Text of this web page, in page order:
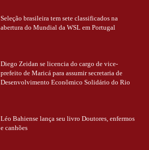
Seleção brasileira tem sete classificados na
abertura do Mundial da WSL em Portugal
Diego Zeidan se licencia do cargo de vice-
prefeito de Maricá para assumir secretaria de
Desenvolvimento Econômico Solidário do Rio
Léo Bahiense lança seu livro Doutores, enfermos
e canhões